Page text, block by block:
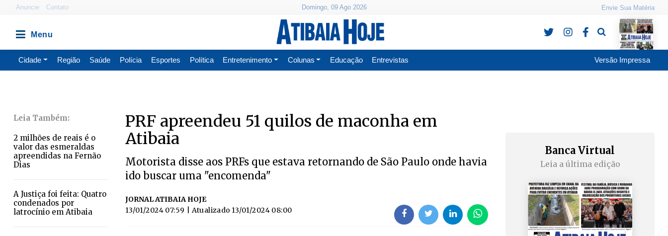
Anuncie Contato Domingo, 09 Ago 2026 Envie Sua Matéria
Pesquisa
Cidade Região Saúde Polícia Esportes Política Entretenimento Colunas Educação Entrevistas Versão Impressa
2 milhões de reais é o
valor das esmeraldas
apreendidas na Fernão
Dias
A Justiça foi feita: Quatro
condenados por
latrocínio em Atibaia
PRF apreendeu 51 quilos de maconha em
Atibaia
Motorista disse aos PRFs que estava retornando de São Paulo onde havia
ido buscar uma "encomenda"
JORNAL ATIBAIA HOJE
13/01/2024 07:59
| Atualizado 13/01/2024 08:00
Banca Virtual
Leia a última edição